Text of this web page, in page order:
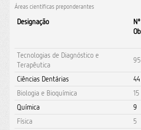
Áreas científicas preponderantes
Designação
Tecnologias de Diagnóstico e
Terapêutica
95
Ciências Dentárias 44
Biologia e Bioquímica
15
Química
9
Física
5